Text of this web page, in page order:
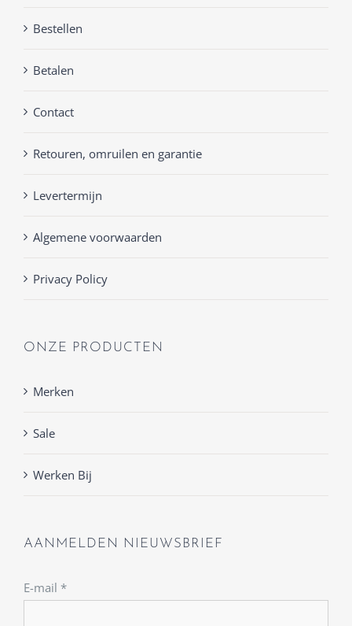
Bestellen
Betalen
Contact
Retouren, omruilen en garantie
Levertermijn
Algemene voorwaarden
Privacy Policy
ONZE PRODUCTEN
Merken
Sale
Werken Bij
AANMELDEN NIEUWSBRIEF
E-mail *